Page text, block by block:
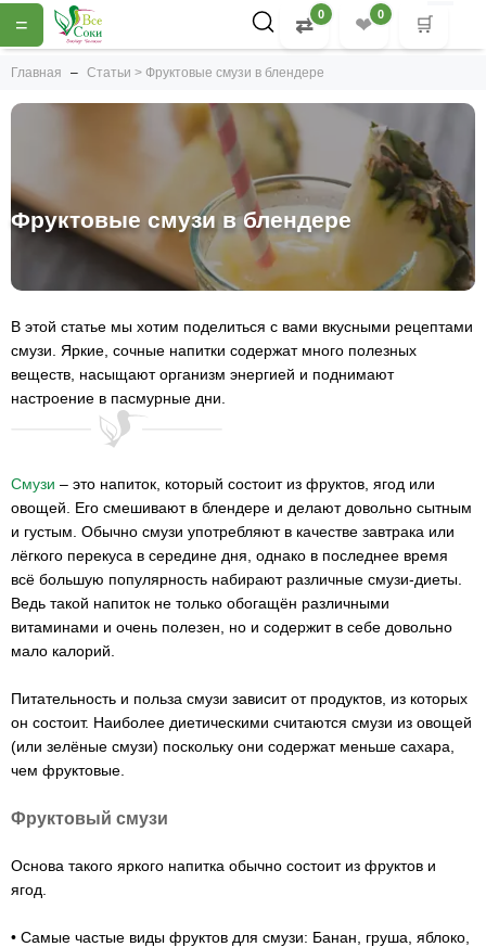
= ⇄ 0 ❤ 0 🛒
Главная Статьи > Фруктовые смузи в блендере
Фруктовые смузи в блендере
В этой статье мы хотим поделиться с вами вкусными рецептами
смузи. Яркие, сочные напитки содержат много полезных
веществ, насыщают организм энергией и поднимают
настроение в пасмурные дни.
Смузи – это напиток, который состоит из фруктов, ягод или
овощей. Его смешивают в блендере и делают довольно сытным
и густым. Обычно смузи употребляют в качестве завтрака или
лёгкого перекуса в середине дня, однако в последнее время
всё большую популярность набирают различные смузи-диеты.
Ведь такой напиток не только обогащён различными
витаминами и очень полезен, но и содержит в себе довольно
мало калорий.
Питательность и польза смузи зависит от продуктов, из которых
он состоит. Наиболее диетическими считаются смузи из овощей
(или зелёные смузи) поскольку они содержат меньше сахара,
чем фруктовые.
Фруктовый смузи
Основа такого яркого напитка обычно состоит из фруктов и
ягод.
• Самые частые виды фруктов для смузи: Банан, груша, яблоко,